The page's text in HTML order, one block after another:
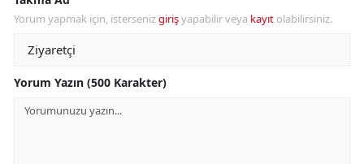
Yorum yapmak için, istersenizgirişyapabilir veya kayıt olabilirsiniz.
Yorum Yazın (500 Karakter)